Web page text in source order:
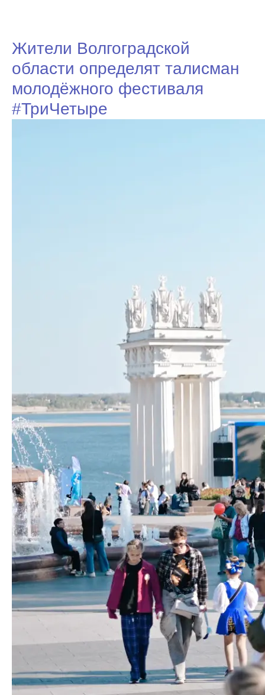
Жители Волгоградской
области определят талисман
молодёжного фестиваля
#ТриЧетыре